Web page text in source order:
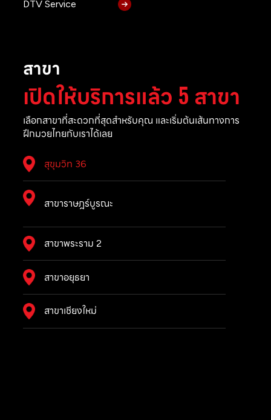
DTV Service
สาขา
เปิดให้บริการแล้ว 5 สาขา
เลือกสาขาที่สะดวกที่สุดสำหรับคุณ และเริ่มต้นเส้นทางการ
ฝึกมวยไทยกับเราได้เลย
สุขุมวิท 36
สาขาราษฎร์บูรณะ
สาขาพระราม 2
สาขาอยุธยา
สาขาเชียงใหม่